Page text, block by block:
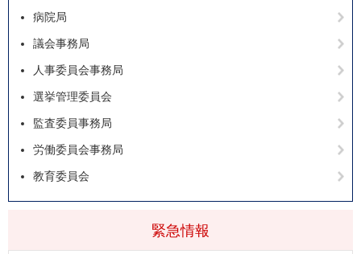
緊急情報
病院局
議会事務局
人事委員会事務局
選挙管理委員会
監査委員事務局
労働委員会事務局
教育委員会